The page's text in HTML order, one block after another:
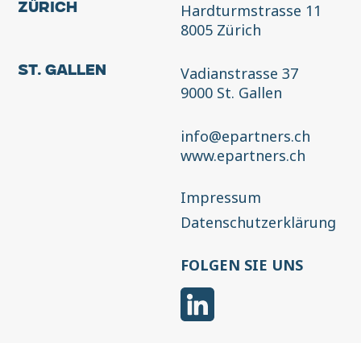
Zürich
Hardturmstrasse 11
8005 Zürich
St. Gallen
Vadianstrasse 37
9000 St. Gallen
info@epartners.ch
www.epartners.ch
Impressum
Datenschutzerklärung
FOLGEN SIE UNS